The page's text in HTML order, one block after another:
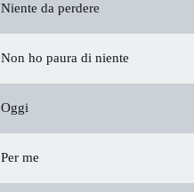
Niente da perdere
Non ho paura di niente
Oggi
Per me